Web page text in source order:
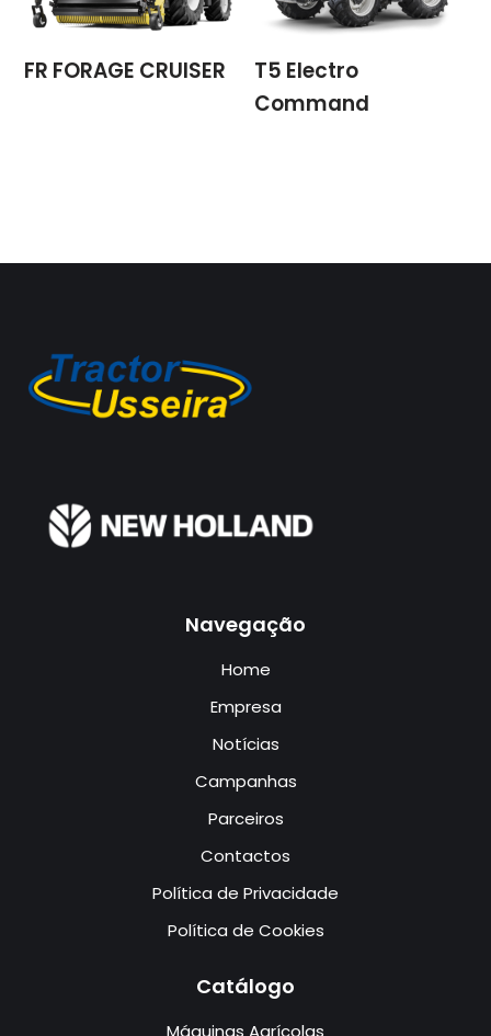
FR FORAGE CRUISER
T5 Electro
Command
Navegação
Home
Empresa
Notícias
Campanhas
Parceiros
Contactos
Política de Privacidade
Política de Cookies
Catálogo
Máquinas Agrícolas